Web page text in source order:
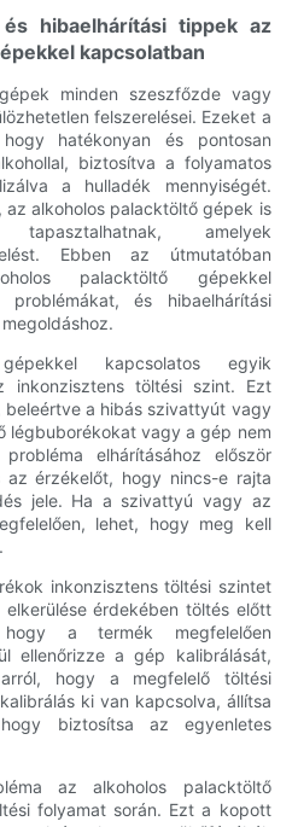
hibaelhárítási tippek az
kapcsolatban
minden szeszfőzde vagy
felszerelései. Ezeket a
hatékonyan és pontosan
biztosítva a folyamatos
a hulladék mennyiségét.
az alkoholos palacktöltő gépek is
amelyek
Ebben az útmutatóban
palacktöltő gépekkel
problémákat, és hibaelhárítási
kapcsolatos egyik
inkonzisztens töltési szint. Ezt
beleértve a hibás szivattyút vagy
légbuborékokat vagy a gép nem
elhárításához először
érzékelőt, hogy nincs-e rajta
jele. Ha a szivattyú vagy az
lehet, hogy meg kell
inkonzisztens töltési szintet
érdekében töltés előtt
a termék megfelelően
ellenőrizze a gép kalibrálását,
hogy a megfelelő töltési
ki van kapcsolva, állítsa
biztosítsa az egyenletes
az alkoholos palacktöltő
folyamat során. Ezt a kopott